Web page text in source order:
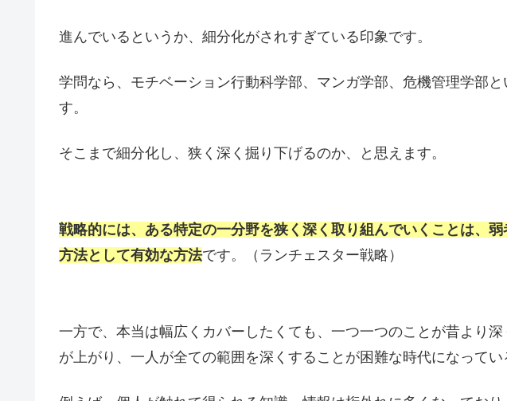
進んでいるというか、細分化がされすぎている印象です。
学問なら、モチベーション行動科学部、マンガ学部、危機管理学部
す。
そこまで細分化し、狭く深く掘り下げるのか、と思えます。
戦略的には、ある特定の一分野を狭く深く取り組んでいくことは、
方法として有効な方法です。（ランチェスター戦略）
一方で、本当は幅広くカバーしたくても、一つ一つのことが昔より
が上がり、一人が全ての範囲を深くすることが困難な時代になってい